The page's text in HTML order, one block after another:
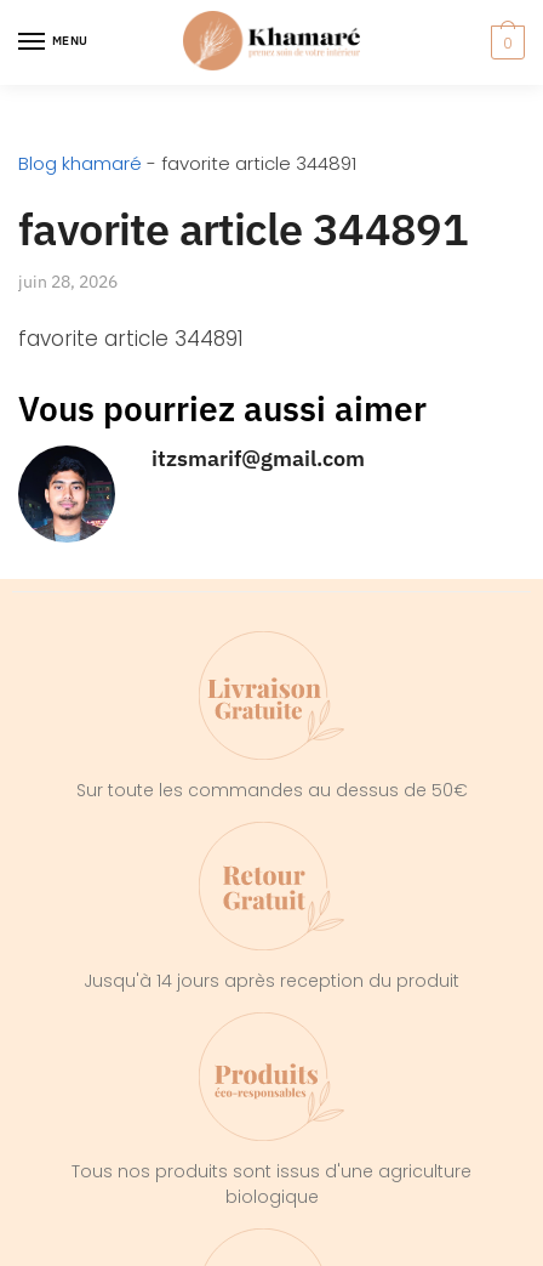
MENU 0
Blog khamaré - favorite article 344891
favorite article 344891
juin 28, 2026
favorite article 344891
Vous pourriez aussi aimer
itzsmarif@gmail.com
Sur toute les commandes au dessus de 50€
Jusqu'à 14 jours après reception du produit
Tous nos produits sont issus d'une agriculture
biologique